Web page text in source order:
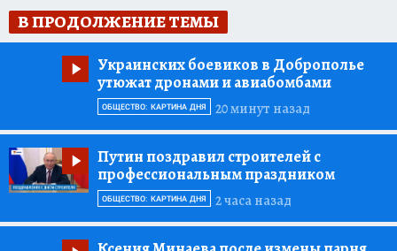
В ПРОДОЛЖЕНИЕ ТЕМЫ
Украинских боевиков в Доброполье
утюжат дронами и авиабомбами
20 минут назад
ОБЩЕСТВО: КАРТИНА ДНЯ
Путин поздравил строителей с
профессиональным праздником
2 часа назад
ОБЩЕСТВО: КАРТИНА ДНЯ